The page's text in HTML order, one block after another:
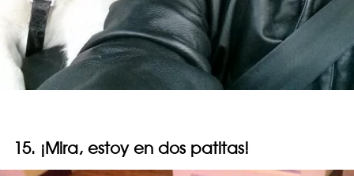
15. ¡Mira, estoy en dos patitas!